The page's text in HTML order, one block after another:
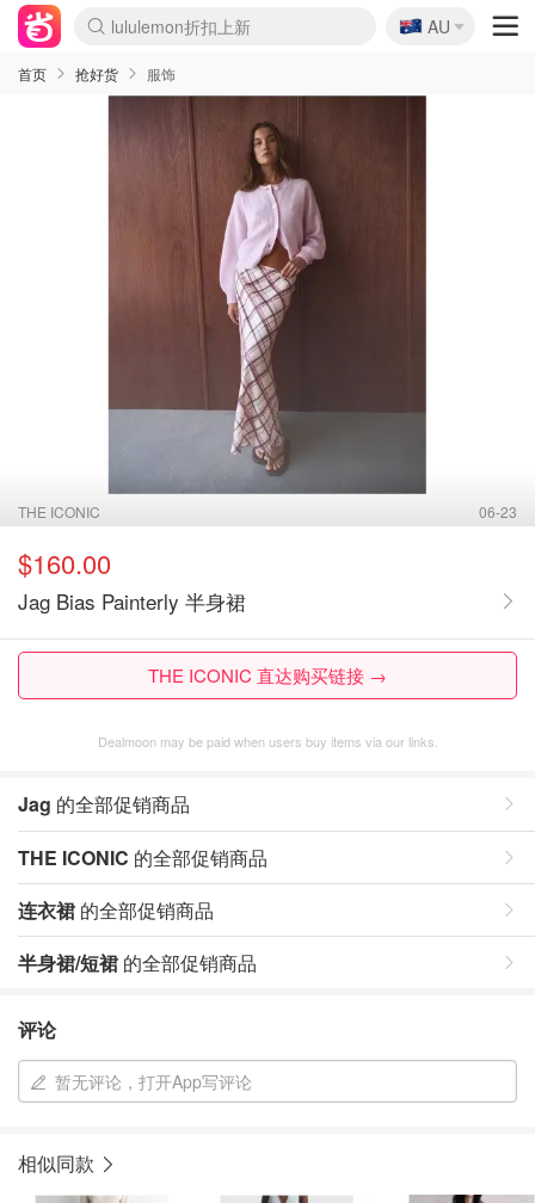
lululemon折扣上新
Sasa美妆护肤3.5折
SSENSE年中3折
FreshBeauty好价汇总
Cettire降价+叠9折
Farfetch折上8折
WWS Coles超市实拍
viagogo二手票捡漏
Myer清仓1折起
The Outnet奢牌1折起
David Jones 3折起
Flannels大牌1折
Perfumes Club护肤1折
AMIRO返校季6.2折
Oweek抽奖送Airpods
Amazon折扣汇总
eToro入金$200送$50
Amazon数码好物
ICONIC本周7.5折
ThedoubleF高奢地板价
Moose Knuckles 6折
丝芙兰5折起
EUFY官网3.7折起
Selenichast首饰2折
Trip机票酒店促销
YSL送5件彩妆礼
Amazon家居好物
BIGBANG巡演开票
David Jones时尚3折
Amazon美妆护肤
雅漾大喷$8
过敏原检测盒$33
伊索独家赠50ml沐浴露
科颜氏清仓3折
SEALIFE海洋馆门票6折
丝塔芙大白罐$16
订阅Newsletter送香薰
Cult Beauty 6.8折
Harrods圣诞日历2.3折
LN-CC奢牌私促3折
d'Alba空姐喷雾$16
EVE LOM套装逆天2折
Bernardelli独家4折
Adore Beauty 6折起
CT圣诞日历
Mytheresa奢品2.7折
Luxury Escapes 9折
Currentbody美容仪9折
MOON Garden Live
ALLSAINTS美衣3折
Roborock扫地机3.7折
Tingo Life水杯$24
Valentino官网5折
CR洗发护发6.3折
修丽可套装7.4折
🇦🇺
AU
首页 抢好货 服饰
THE ICONIC 06-23
$160.00
Jag Bias Painterly 半身裙
THE ICONIC 直达购买链接 →
Dealmoon may be paid when users buy items via our links.
Jag 的全部促销商品
THE ICONIC 的全部促销商品
连衣裙 的全部促销商品
半身裙/短裙 的全部促销商品
评论
暂无评论，打开App写评论
相似同款